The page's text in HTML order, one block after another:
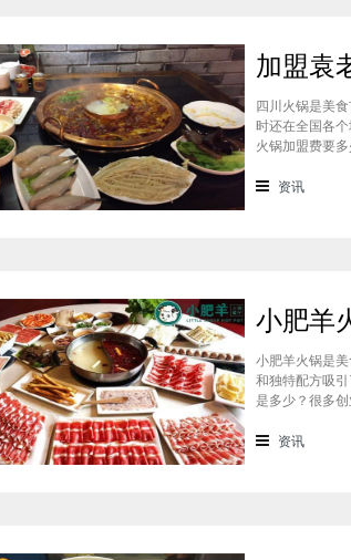
四川火锅是美
时还在全国各
火锅加盟费要
准，袁老四火
资讯
小肥羊火锅是
和独特配方吸
是多少？很多
火锅加盟的费
资讯